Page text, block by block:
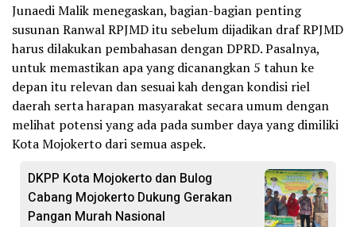
Junaedi Malik menegaskan, bagian-bagian penting
susunan Ranwal RPJMD itu sebelum dijadikan draf RPJMD
harus dilakukan pembahasan dengan DPRD. Pasalnya,
untuk memastikan apa yang dicanangkan 5 tahun ke
depan itu relevan dan sesuai kah dengan kondisi riel
daerah serta harapan masyarakat secara umum dengan
melihat potensi yang ada pada sumber daya yang dimiliki
Kota Mojokerto dari semua aspek.
DKPP Kota Mojokerto dan Bulog
Cabang Mojokerto Dukung Gerakan
Pangan Murah Nasional